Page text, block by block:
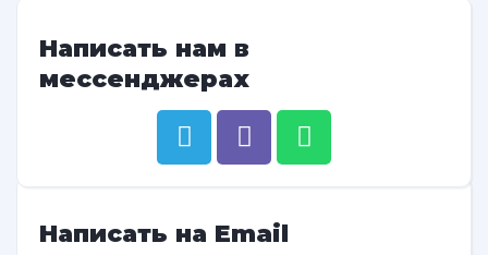
Написать нам в
мессенджерах
Написать на Email